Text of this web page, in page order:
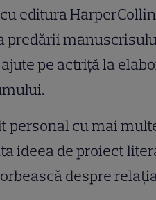
editura
predării
pe actriţă la
personal cu mai
ideea de proiect
despre